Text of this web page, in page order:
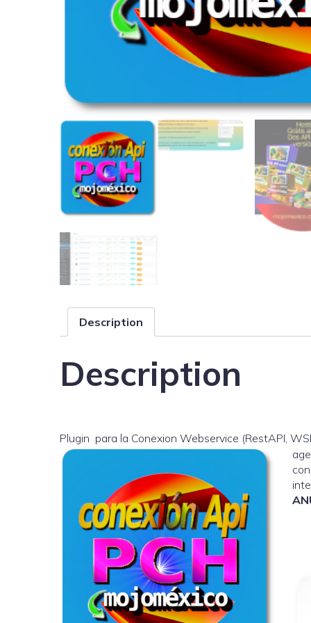
Description
Description
Plugin para la Conexion Webservice (RestAPI,